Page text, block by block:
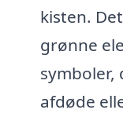
kisten.
grønne
afdøde